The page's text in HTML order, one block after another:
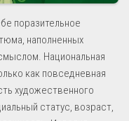
поразительное
наполненных
Национальная
как повседневная
художественного
статус, возраст,